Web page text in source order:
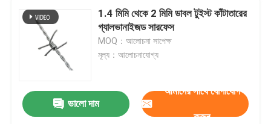
1.4 মিমি থেকে 2 মিমি ডাবল টুইস্ট কাঁটাতারের
গ্যালভানাইজড সারফেস
MOQ：আলোচনা সাপেক্ষ
মূল্য：আলোচনাযোগ্য
ভালো দাম
আমাদের সাথে যোগাযোগ
করুন